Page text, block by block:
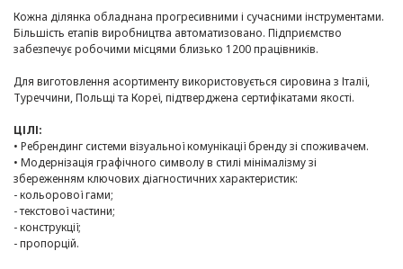
Кожна ділянка обладнана прогресивними і сучасними інструментами.
Більшість етапів виробництва автоматизовано. Підприємство
забезпечує робочими місцями близько 1200 працівників.
Для виготовлення асортименту використовується сировина з Італії,
Туреччини, Польщі та Кореї, підтверджена сертифікатами якості.
ЦІЛІ:
• Ребрендинг системи візуальної комунікації бренду зі споживачем.
• Модернізація графічного символу в стилі мінімалізму зі
збереженням ключових діагностичних характеристик:
- кольорової гами;
- текстової частини;
- конструкції;
-пропорцій.